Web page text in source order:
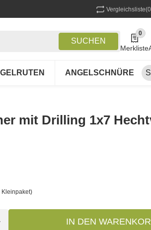
Vergleichsliste
SUCHEN
0
0
Merkliste
ANGELSCHNÜRE
mit Drilling 1x7
Kleinpaket)
IN DEN